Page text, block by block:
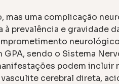
mas uma complicação
prevalência e gravidade
sendo o Sistema
podem incluir
cerebral direta,